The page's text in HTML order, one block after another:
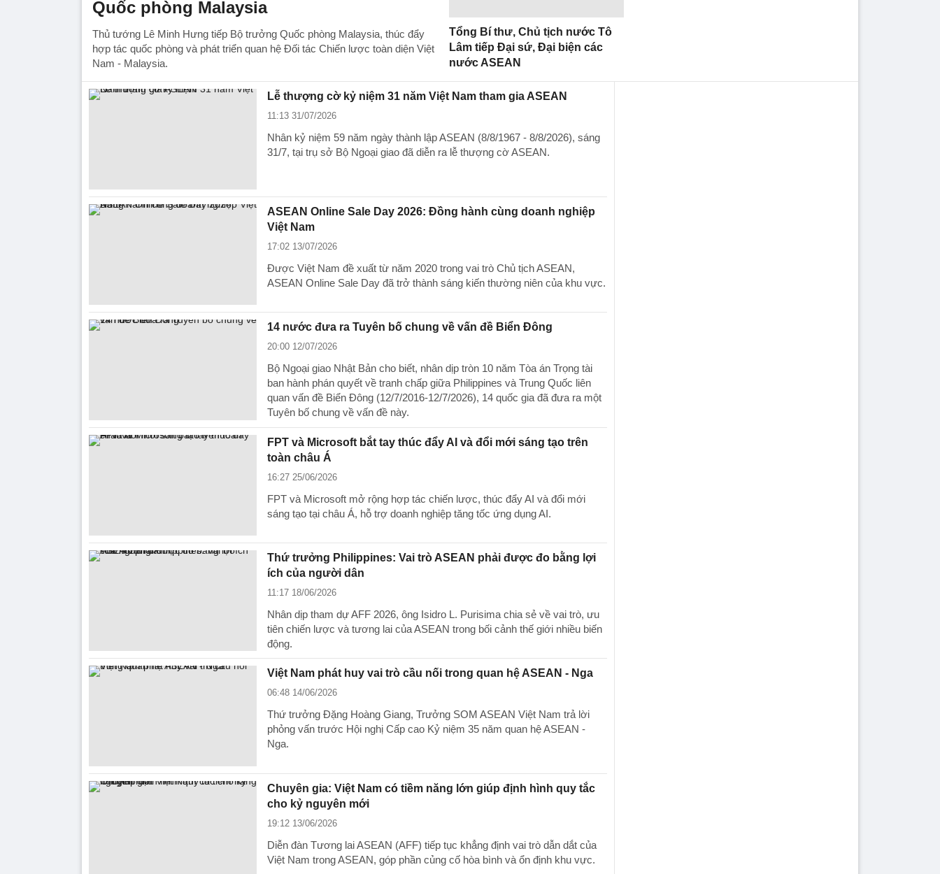
Quốc phòng Malaysia
Thủ tướng Lê Minh Hưng tiếp Bộ trưởng Quốc phòng Malaysia, thúc đẩy
hợp tác quốc phòng và phát triển quan hệ Đối tác Chiến lược toàn diện Việt
Nam - Malaysia.
Tổng Bí thư, Chủ tịch nước Tô
Lâm tiếp Đại sứ, Đại biện các
nước ASEAN
Lễ thượng cờ kỷ niệm 31 năm Việt Nam tham gia ASEAN
11:13 31/07/2026
Nhân kỷ niệm 59 năm ngày thành lập ASEAN (8/8/1967 - 8/8/2026), sáng
31/7, tại trụ sở Bộ Ngoại giao đã diễn ra lễ thượng cờ ASEAN.
ASEAN Online Sale Day 2026: Đồng hành cùng doanh nghiệp
Việt Nam
17:02 13/07/2026
Được Việt Nam đề xuất từ năm 2020 trong vai trò Chủ tịch ASEAN,
ASEAN Online Sale Day đã trở thành sáng kiến thường niên của khu vực.
14 nước đưa ra Tuyên bố chung về vấn đề Biển Đông
20:00 12/07/2026
Bộ Ngoại giao Nhật Bản cho biết, nhân dịp tròn 10 năm Tòa án Trọng tài
ban hành phán quyết về tranh chấp giữa Philippines và Trung Quốc liên
quan vấn đề Biển Đông (12/7/2016-12/7/2026), 14 quốc gia đã đưa ra một
Tuyên bố chung về vấn đề này.
FPT và Microsoft bắt tay thúc đẩy AI và đổi mới sáng tạo trên
toàn châu Á
16:27 25/06/2026
FPT và Microsoft mở rộng hợp tác chiến lược, thúc đẩy AI và đổi mới
sáng tạo tại châu Á, hỗ trợ doanh nghiệp tăng tốc ứng dụng AI.
Thứ trưởng Philippines: Vai trò ASEAN phải được đo bằng lợi
ích của người dân
11:17 18/06/2026
Nhân dịp tham dự AFF 2026, ông Isidro L. Purisima chia sẻ về vai trò, ưu
tiên chiến lược và tương lai của ASEAN trong bối cảnh thế giới nhiều biến
động.
Việt Nam phát huy vai trò cầu nối trong quan hệ ASEAN - Nga
06:48 14/06/2026
Thứ trưởng Đặng Hoàng Giang, Trưởng SOM ASEAN Việt Nam trả lời
phỏng vấn trước Hội nghị Cấp cao Kỷ niệm 35 năm quan hệ ASEAN -
Nga.
Chuyên gia: Việt Nam có tiềm năng lớn giúp định hình quy tắc
cho kỷ nguyên mới
19:12 13/06/2026
Diễn đàn Tương lai ASEAN (AFF) tiếp tục khẳng định vai trò dẫn dắt của
Việt Nam trong ASEAN, góp phần củng cố hòa bình và ổn định khu vực.